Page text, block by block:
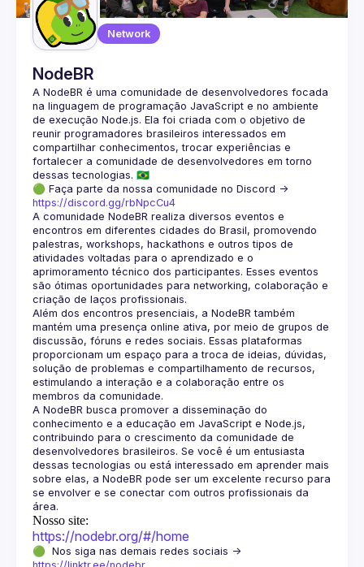
Network
NodeBR
A NodeBR é uma comunidade de desenvolvedores focada
na linguagem de programação JavaScript e no ambiente
de execução Node.js. Ela foi criada com o objetivo de
reunir programadores brasileiros interessados em
compartilhar conhecimentos, trocar experiências e
fortalecer a comunidade de desenvolvedores em torno
🟢 Faça parte da nossa comunidade no Discord ->
https://discord.gg/rbNpcCu4
A comunidade NodeBR realiza diversos eventos e
encontros em diferentes cidades do Brasil, promovendo
palestras, workshops, hackathons e outros tipos de
atividades voltadas para o aprendizado e o
aprimoramento técnico dos participantes. Esses eventos
são ótimas oportunidades para networking, colaboração e
Além dos encontros presenciais, a NodeBR também
mantém uma presença online ativa, por meio de grupos de
discussão, fóruns e redes sociais. Essas plataformas
proporcionam um espaço para a troca de ideias, dúvidas,
solução de problemas e compartilhamento de recursos,
estimulando a interação e a colaboração entre os
A NodeBR busca promover a disseminação do
conhecimento e a educação em JavaScript e Node.js,
contribuindo para o crescimento da comunidade de
desenvolvedores brasileiros. Se você é um entusiasta
dessas tecnologias ou está interessado em aprender mais
sobre elas, a NodeBR pode ser um excelente recurso para
se envolver e se conectar com outros profissionais da
Nosso site:
https://nodebr.org/#/home